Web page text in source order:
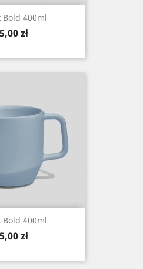
Bold 400ml
zł
Bold 400ml
zł